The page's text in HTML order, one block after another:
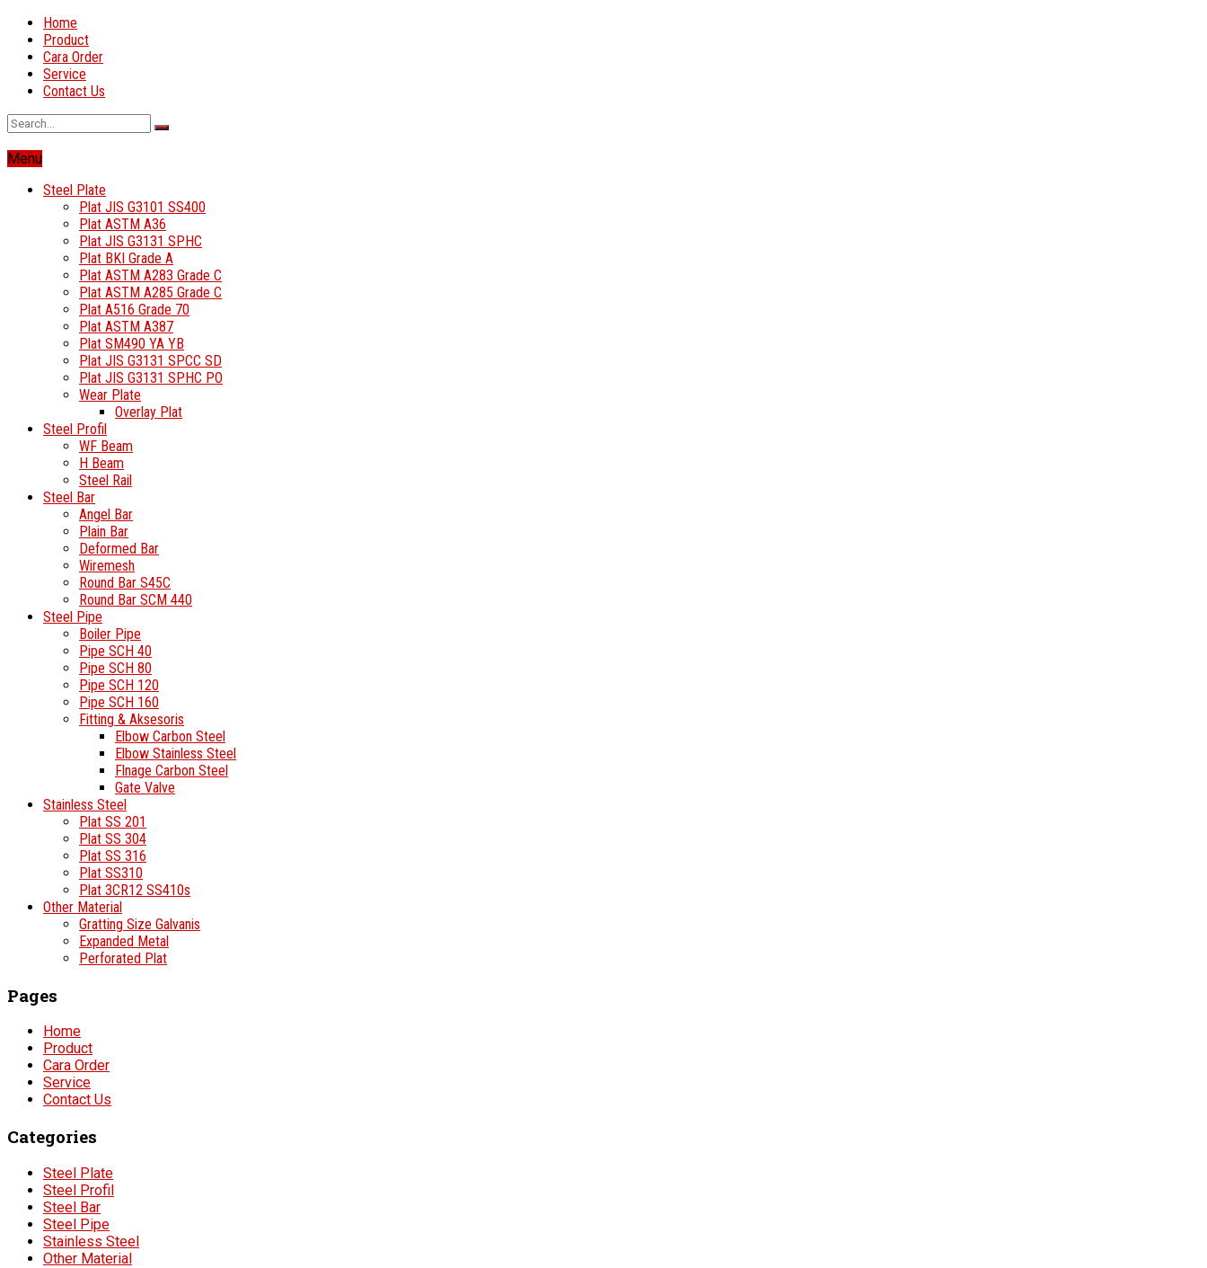
Home
Product
Cara Order
Service
Contact Us
Menu
Steel Plate
Plat JIS G3101 SS400
Plat ASTM A36
Plat JIS G3131 SPHC
Plat BKI Grade A
Plat ASTM A283 Grade C
Plat ASTM A285 Grade C
Plat A516 Grade 70
Plat ASTM A387
Plat SM490 YA YB
Plat JIS G3131 SPCC SD
Plat JIS G3131 SPHC PO
Wear Plate
Overlay Plat
Steel Profil
WF Beam
H Beam
Steel Rail
Steel Bar
Angel Bar
Plain Bar
Deformed Bar
Wiremesh
Round Bar S45C
Round Bar SCM 440
Steel Pipe
Boiler Pipe
Pipe SCH 40
Pipe SCH 80
Pipe SCH 120
Pipe SCH 160
Fitting & Aksesoris
Elbow Carbon Steel
Elbow Stainless Steel
Flnage Carbon Steel
Gate Valve
Stainless Steel
Plat SS 201
Plat SS 304
Plat SS 316
Plat SS310
Plat 3CR12 SS410s
Other Material
Gratting Size Galvanis
Expanded Metal
Perforated Plat
Pages
Home
Product
Cara Order
Service
Contact Us
Categories
Steel Plate
Steel Profil
Steel Bar
Steel Pipe
Stainless Steel
Other Material